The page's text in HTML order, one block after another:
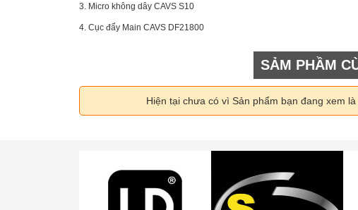
3. Micro không dây CAVS S10
4. Cục đẩy Main CAVS DF21800
SẢM PHẦM
Hiện tại chưa có vì Sản phẩm bạn đang xem